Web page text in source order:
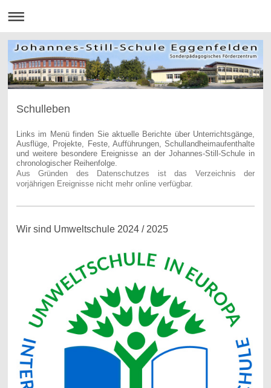
Schulleben
Links im Menü finden Sie aktuelle Berichte über Unterrichtsgänge,
Ausflüge, Projekte, Feste, Aufführungen, Schullandheimaufenthalte
und weitere besondere Ereignisse an der Johannes-Still-Schule in
chronologischer Reihenfolge.
Aus Gründen des Datenschutzes ist das Verzeichnis der
vorjährigen Ereignisse nicht mehr online verfügbar.
Wir sind Umweltschule 2024 / 2025